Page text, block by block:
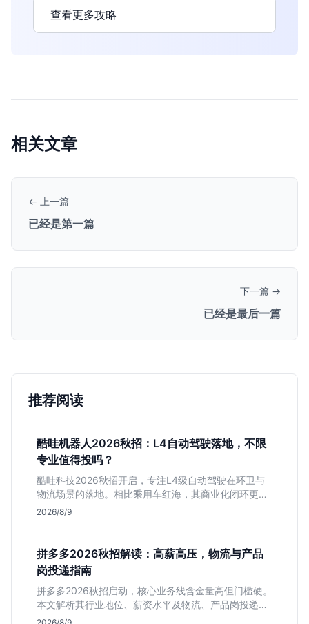
查看更多攻略
相关文章
← 上一篇
已经是第一篇
下一篇 →
已经是最后一篇
推荐阅读
酷哇机器人2026秋招：L4自动驾驶落地，不限
专业值得投吗？
酷哇科技2026秋招开启，专注L4级自动驾驶在环卫与
物流场景的落地。相比乘用车红海，其商业化闭环更清
晰，现金流相对健康。本文解读其业务模式、岗位稳定
2026/8/9
拼多多2026秋招解读：高薪高压，物流与产品
岗投递指南
拼多多2026秋招启动，核心业务线含金量高但门槛硬。
本文解析其行业地位、薪资水平及物流、产品岗投递策
略，助你判断是否适合这种高强度职业起步。